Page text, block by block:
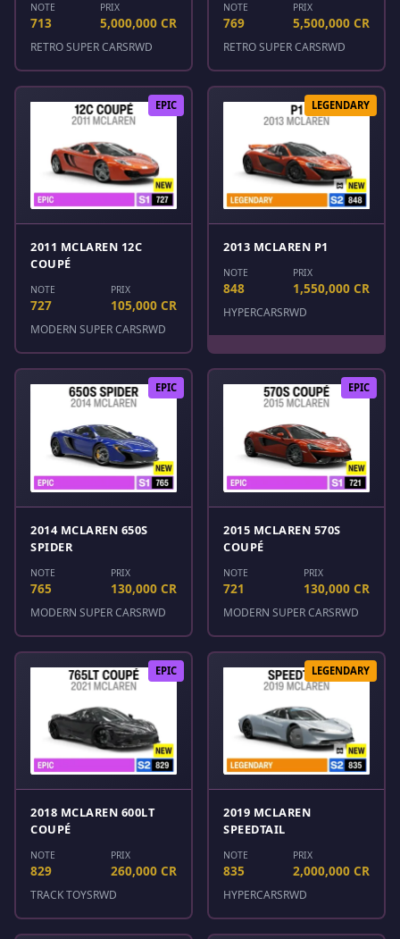
NOTE
713
PRIX
5,000,000 CR
RETRO SUPER CARSRWD
NOTE
769
PRIX
5,500,000 CR
RETRO SUPER CARSRWD
EPIC
2011 MCLAREN 12C
COUPÉ
NOTE
727
PRIX
105,000 CR
MODERN SUPER CARSRWD
LEGENDARY
2013 MCLAREN P1
NOTE
848
PRIX
1,550,000 CR
HYPERCARSRWD
EPIC
2014 MCLAREN 650S
SPIDER
NOTE
765
PRIX
130,000 CR
MODERN SUPER CARSRWD
EPIC
2015 MCLAREN 570S
COUPÉ
NOTE
721
PRIX
130,000 CR
MODERN SUPER CARSRWD
EPIC
2018 MCLAREN 600LT
COUPÉ
NOTE
829
PRIX
260,000 CR
TRACK TOYSRWD
LEGENDARY
2019 MCLAREN
SPEEDTAIL
NOTE
835
PRIX
2,000,000 CR
HYPERCARSRWD